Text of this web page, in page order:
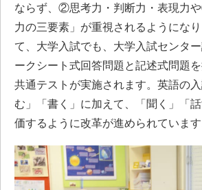
ならず、②思考力・判断力・表現力
力の三要素」が重視されるようにな
て、大学入試でも、大学入試センタ
ークシート式回答問題と記述式問題
共通テストが実施されます。英語の
む」「書く」に加えて、「聞く」「
価するように改革が進められています